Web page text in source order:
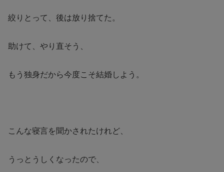
絞りとって、後は放り捨てた。
助けて、やり直そう、
もう独身だから今度こそ結婚しよう。
こんな寝言を聞かされたけれど、
うっとうしくなったので、